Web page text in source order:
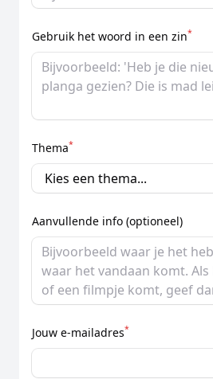
Gebruik het woord in een zin*
Thema*
Aanvullende info (optioneel)
Jouw e-mailadres*